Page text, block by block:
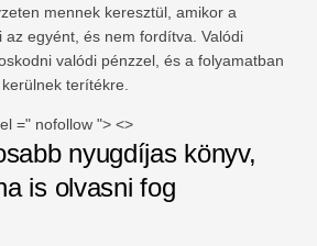
mennek keresztül, amikor a
az egyént, és nem fordítva. Valódi
valódi pénzzel, és a folyamatban
terítékre.
=" nofollow "> <>
nyugdíjas könyv,
is olvasni fog